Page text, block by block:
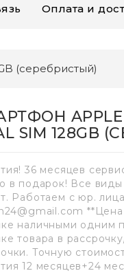
Оплата и
(серебристый)
APPLE
SIM 128GB
36 месяцев
в подарок! Все
Работаем с юр.
наличными одним
товара в
Точную
12 месяцев+24